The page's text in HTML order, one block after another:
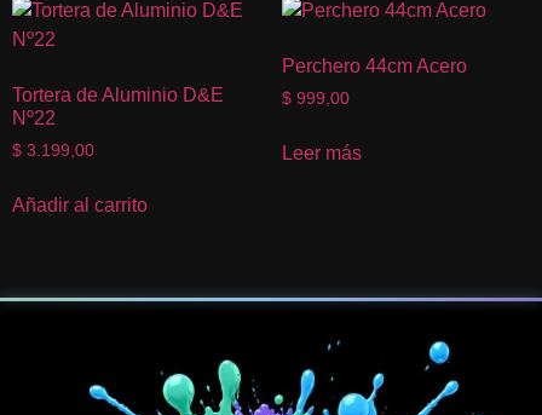
Tortera de Aluminio D&E
Nº22
$ 3.199,00
Añadir al carrito
Perchero 44cm Acero
$999,00
Leer más